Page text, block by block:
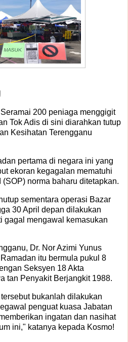
200 peniaga menggigit
Tok Adis di sini diarahkan tutup
Kesihatan Terengganu
pertama di negara ini yang
ekoran kegagalan mematuhi
norma baharu ditetapkan.
sementara operasi Bazar
30 April depan dilakukan
gagal mengawal kemasukan
Dr. Nor Azimi Yunus
itu bermula pukul 8
Seksyen 18 Akta
tan Penyakit Berjangkit 1988.
bukanlah dilakukan
penguat kuasa Jabatan
ingatan dan nasihat
ini," katanya kepada Kosmo!